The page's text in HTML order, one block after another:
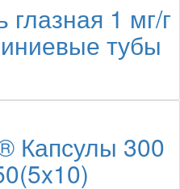
1 мг/г
тубы
300